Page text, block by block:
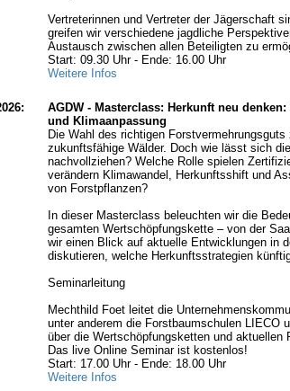
Vertreterinnen und Vertreter der Jägerschaft
greifen wir verschiedene jagdliche
Austausch zwischen allen Beteiligten zu
Start: 09.30 Uhr - Ende: 16.00 Uhr
Weitere Infos
AGDW - Masterclass: Herkunft neu
und Klimaanpassung
Die Wahl des richtigen
zukunftsfähige Wälder. Doch wie lässt sich
nachvollziehen? Welche Rolle spielen
verändern Klimawandel, Herkunftsshift und
von Forstpflanzen?
In dieser Masterclass beleuchten wir die
gesamten Wertschöpfungskette – von der
wir einen Blick auf aktuelle Entwicklungen in
diskutieren, welche Herkunftsstrategien
Seminarleitung
Mechthild Foet leitet die
unter anderem die Forstbaumschulen LIECO
über die Wertschöpfungsketten und aktuellen
Das live Online Seminar ist kostenlos!
Start: 17.00 Uhr - Ende: 18.00 Uhr
Weitere Infos